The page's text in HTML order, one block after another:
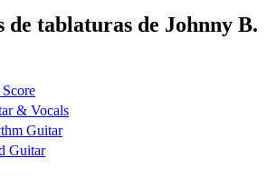
de tablaturas de Johnny B.
& Vocals
Guitar
Guitar